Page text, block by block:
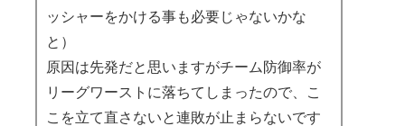
ッシャーをかける事も必要じゃないかな
と）
原因は先発だと思いますがチーム防御率が
リーグワーストに落ちてしまったので、こ
こを立て直さないと連敗が止まらないです